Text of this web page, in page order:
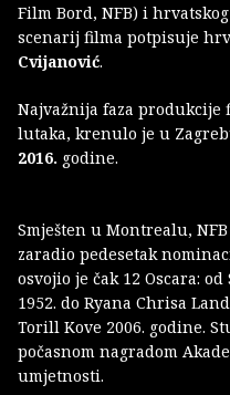
Film Bord, NFB) i hrvatskog
scenarij filma potpisuje
Cvijanović.
Najvažnija faza
lutaka, krenulo je u
2016. godine.
Smješten u Montrealu,
zaradio pedesetak
osvojio je čak 12 Oscara:
1952. do Ryana Chrisa
Torill Kove 2006. godine.
počasnom nagradom
umjetnosti.